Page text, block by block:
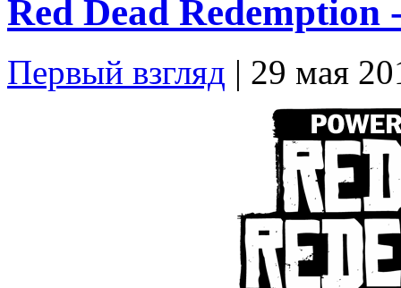
Red Dead Redemption
Первый взгляд | 29 мая